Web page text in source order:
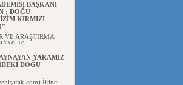
BAŞKANI
: DOĞU
KIRMIZI
VE ARAŞTIRMA
19...
YARAMIZ
DOĞU
İkinci